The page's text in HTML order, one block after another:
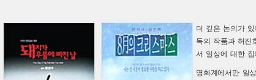
더 깊은 논의가
독의 작품과 허진
서 일상에 대한
영화계에서만 일